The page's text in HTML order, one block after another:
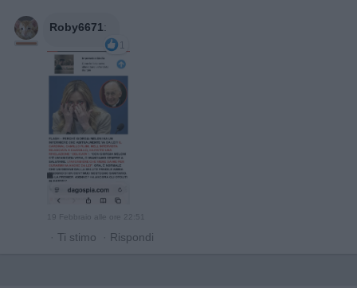
Roby6671:
1
19 Febbraio alle ore 22:51
· Ti stimo · Rispondi